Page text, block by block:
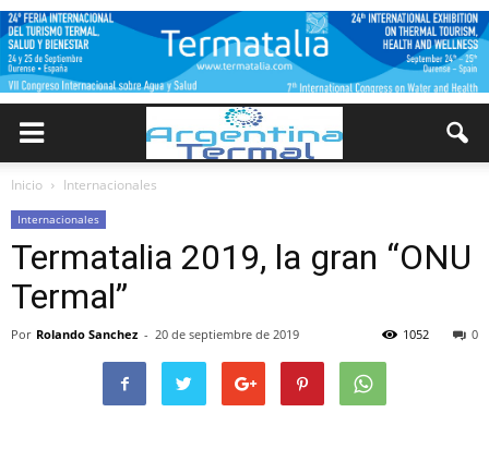
Inicio Internacionales
Internacionales
Termatalia 2019, la gran “ONU
Termal”
Por Rolando Sanchez - 20 de septiembre de 2019 0
1052